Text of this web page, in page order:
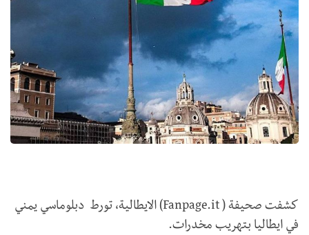
كشفت صحيفة ( Fanpage.it‎) الايطالية، تورط دبلوماسي يمني
في ايطاليا بتهريب مخدرات.